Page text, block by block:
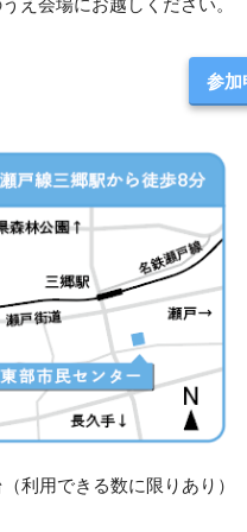
参加
利用できる数に限りあり）